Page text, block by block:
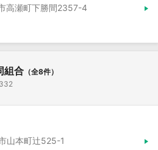
高瀬町下勝間2357-4
組合 （全8件）
山本町辻525-1